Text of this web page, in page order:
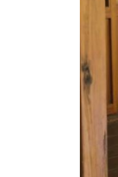
LIVE
理想混